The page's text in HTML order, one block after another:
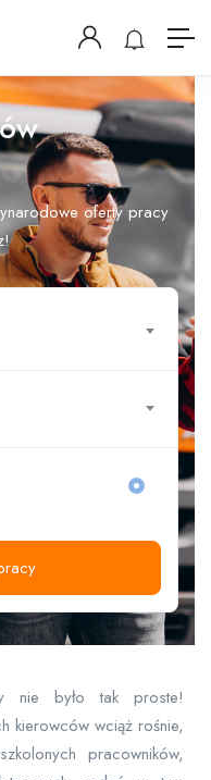
oferty pracy
nie było tak proste!
kierowców wciąż rośnie,
pracowników,